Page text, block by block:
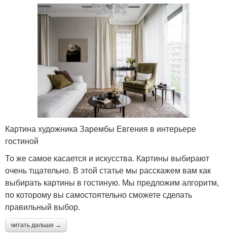
Картина художника Зарембы Евгения в интерьере
гостиной
То же самое касается и искусства. Картины выбирают
очень тщательно. В этой статье мы расскажем вам как
выбирать картины в гостиную. Мы предложим алгоритм,
по которому вы самостоятельно сможете сделать
правильный выбор.
читать дальше →